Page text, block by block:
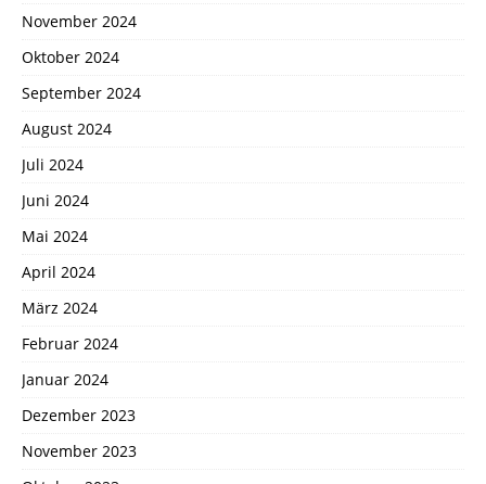
November 2024
Oktober 2024
September 2024
August 2024
Juli 2024
Juni 2024
Mai 2024
April 2024
März 2024
Februar 2024
Januar 2024
Dezember 2023
November 2023